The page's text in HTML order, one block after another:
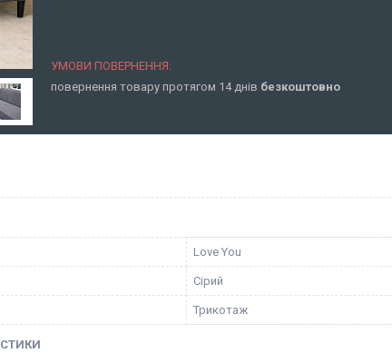
повернення товару протягом 14 днів безкоштовно
Love You
Сірий
Трикотаж